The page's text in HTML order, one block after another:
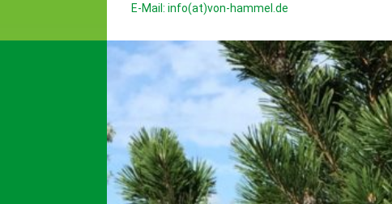
E-Mail: info(at)von-hammel.de